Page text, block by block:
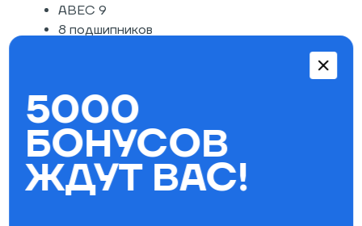
ABEC 9
8 подшипников
Параметры фильтра
Бренд
Специально для вас
5000
БОНУСОВ
ЖДУТ ВАС!